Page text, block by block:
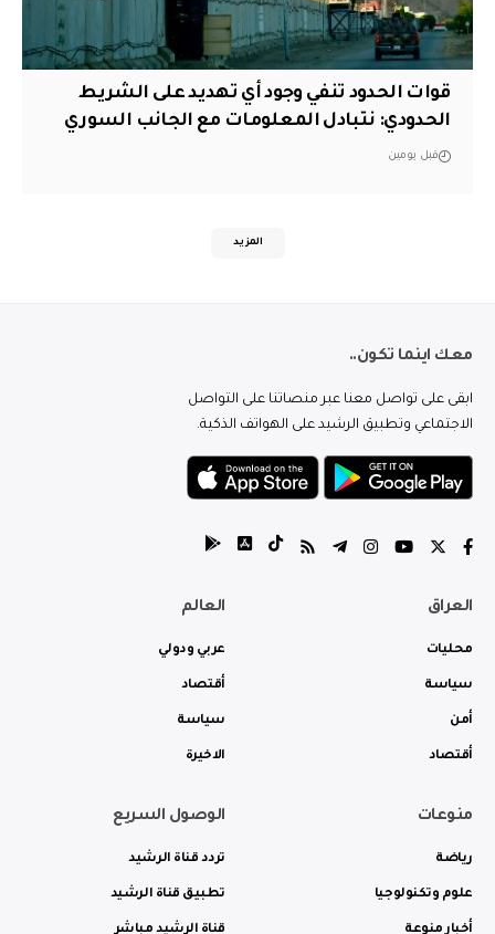
قوات الحدود تنفي وجود أي تهديد على الشريط
الحدودي: نتبادل المعلومات مع الجانب السوري
قبل يومين
المزيد
معك اينما تكون..
ابقى على تواصل معنا عبر منصاتنا على التواصل
الاجتماعي وتطبيق الرشيد على الهواتف الذكية.
العراق
محليات
سياسة
أمن
أقتصاد
العالم
عربي ودولي
أقتصاد
سياسة
الاخيرة
منوعات
رياضة
علوم وتكنولوجيا
أخبار منوعة
الوصول السريع
تردد قناة الرشيد
تطبيق قناة الرشيد
قناة الرشيد مباشر